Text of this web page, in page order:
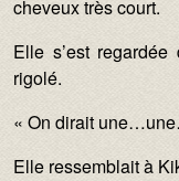
cheveux très court.
Elle s’est
rigolé.
« On dirait
Elle ressemblait à